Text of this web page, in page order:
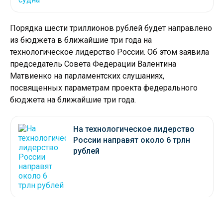
Порядка шести триллионов рублей будет направлено
из бюджета в ближайшие три года на
технологическое лидерство России. Об этом заявила
председатель Совета Федерации Валентина
Матвиенко на парламентских слушаниях,
посвященных параметрам проекта федерального
бюджета на ближайшие три года.
На технологическое лидерство
России направят около 6 трлн
рублей